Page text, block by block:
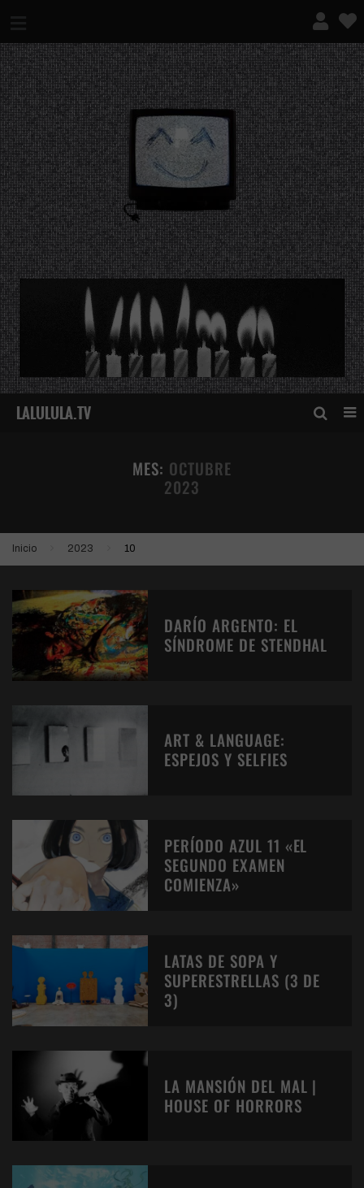
¿QUÉ ES ESTO?
MES: OCTUBRE
2023
Inicio 2023 10
DARÍO ARGENTO: EL
SÍNDROME DE STENDHAL
ART & LANGUAGE:
ESPEJOS Y SELFIES
PERÍODO AZUL 11 «EL
SEGUNDO EXAMEN
COMIENZA»
LATAS DE SOPA Y
SUPERESTRELLAS (3 DE
3)
LA MANSIÓN DEL MAL |
HOUSE OF HORRORS